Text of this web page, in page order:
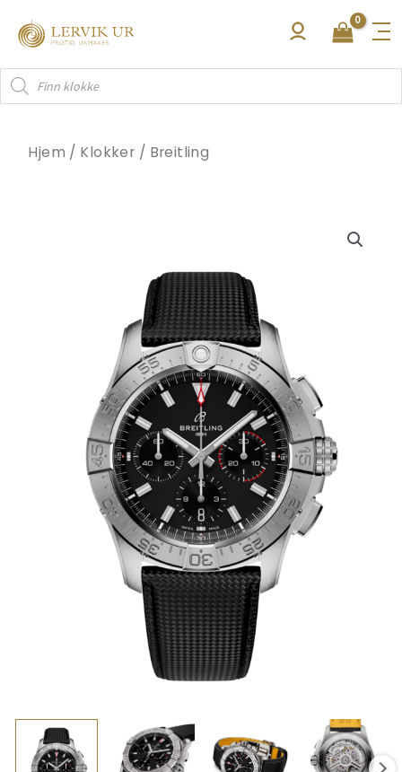
rett
innholdet
Products
search
Hjem / Klokker / Breitling